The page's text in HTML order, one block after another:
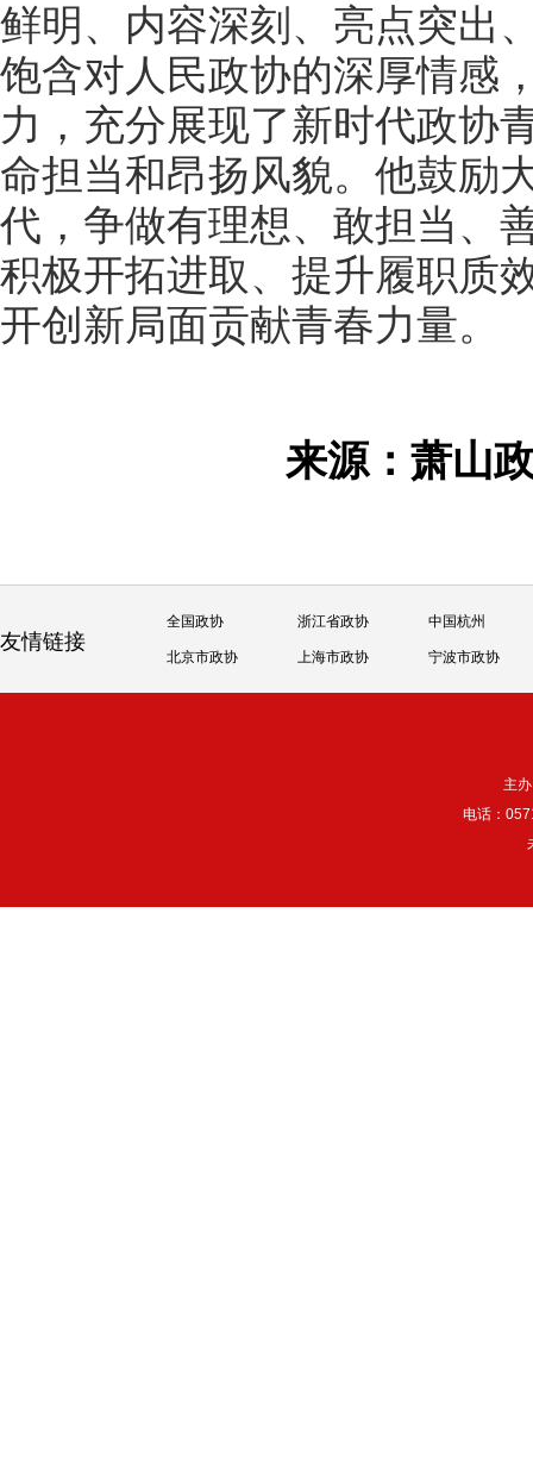
鲜明、内容深刻、亮点突出
饱含对人民政协的深厚情感
力，充分展现了新时代政协
命担当和昂扬风貌。他鼓励
代，争做有理想、敢担当、
积极开拓进取、提升履职质
开创新局面贡献青春力量。
来源：萧
友情链接
全国政协 浙江省政协 中国杭州
北京市政协 上海市政协 宁波市政协
主
电话：